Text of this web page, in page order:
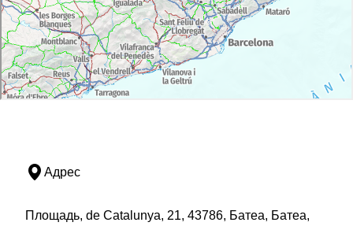
Адрес
Площадь, de Catalunya, 21, 43786, Батеа, Батеа,